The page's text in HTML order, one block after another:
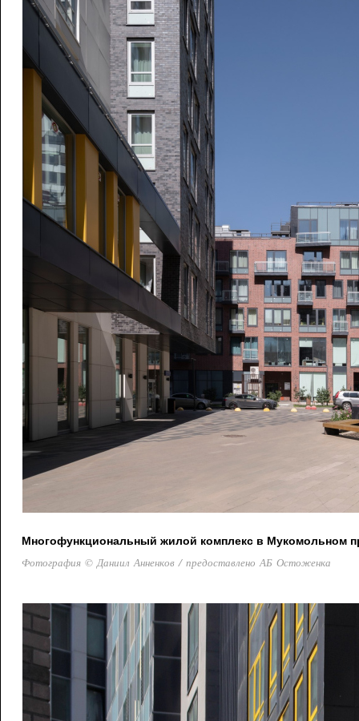
Многофункциональный жилой комплекс в Мукомольном
Фотография © Даниил Анненков / предоставлено АБ Остоженка